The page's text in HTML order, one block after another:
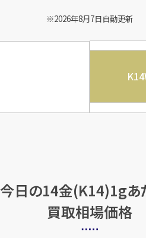
2026年8月7日自動更新
今日の14金(K14)1gあ
買取相場価格